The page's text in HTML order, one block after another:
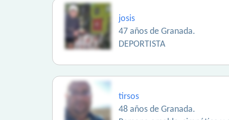
josis
47 años de Granada.
DEPORTISTA
tirsos
48 años de Granada.